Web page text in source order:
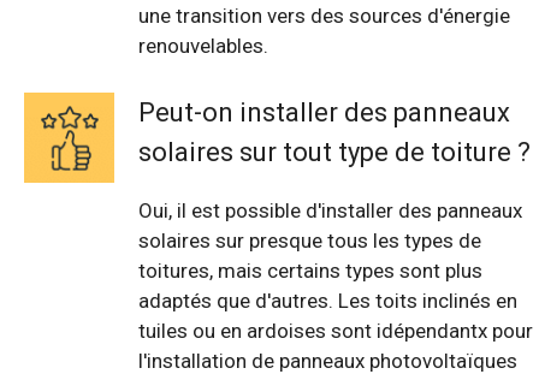
une transition vers des sources d'énergie
renouvelables.
Peut-on installer des panneaux
solaires sur tout type de toiture ?
Oui, il est possible d'installer des panneaux
solaires sur presque tous les types de
toitures, mais certains types sont plus
adaptés que d'autres. Les toits inclinés en
tuiles ou en ardoises sont idépendantx pour
l'installation de panneaux photovoltaïques